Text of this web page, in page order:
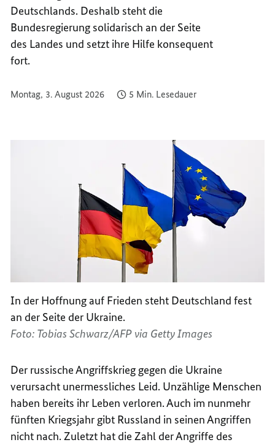
Deutschlands. Deshalb steht die
Bundesregierung solidarisch an der Seite
des Landes und setzt ihre Hilfe konsequent
fort.
Montag, 3. August 2026 5 Min. Lesedauer
In der Hoffnung auf Frieden steht Deutschland fest
an der Seite der Ukraine.
Foto: Tobias Schwarz/AFP via Getty Images
Der russische Angriffskrieg gegen die Ukraine
verursacht unermessliches Leid. Unzählige Menschen
haben bereits ihr Leben verloren. Auch im nunmehr
fünften Kriegsjahr gibt Russland in seinen Angriffen
nicht nach. Zuletzt hat die Zahl der Angriffe des